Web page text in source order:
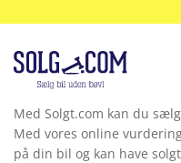
Multifunktionsrat
Multijusterbart rat
Med Solgt.com kan du
Med vores online
på din bil og kan have